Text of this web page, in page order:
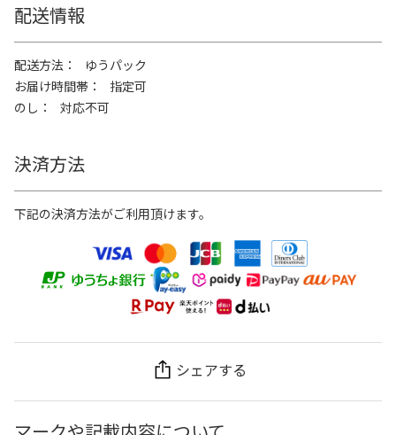
配送情報
配送方法
ゆうパック
お届け時間帯
指定可
のし
対応不可
決済方法
下記の決済方法がご利用頂けます。
シェアする